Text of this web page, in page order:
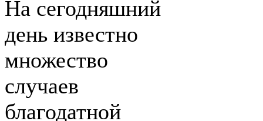
На сегодняшний
день известно
множество
случаев
благодатной